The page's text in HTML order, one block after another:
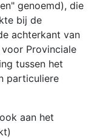
genoemd), die
bij de
achterkant van
Provinciale
tussen het
particuliere
aan het